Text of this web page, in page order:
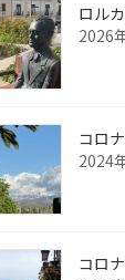
ロル
2026
コロ
2024
コロ